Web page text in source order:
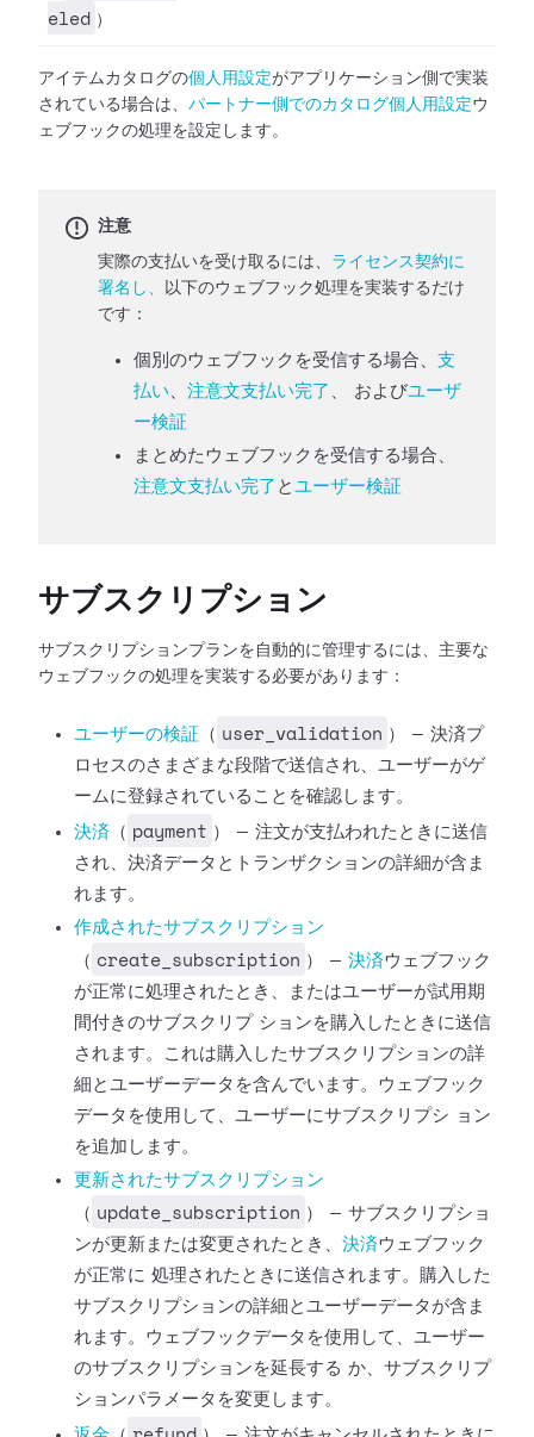
eled ）
アイテムカタログの個人用設定がアプリケーション側で実装
されている場合は、 パートナー側でのカタログ個人用設定ウ
ェブフックの処理を設定します。
注意
実際の支払いを受け取るには、 ライセンス契約に
署名し、
以下のウェブフック処理を実装するだけ
です：
個別のウェブフックを受信する場合、 支
払い 、 注意文支払い完了 、 およびユーザ
ー検証
まとめたウェブフックを受信する場合、
注意文支払い完了 と ユーザー検証
サブスクリプション
サブスクリプションプランを自動的に管理するには、主要な
ウェブフックの処理を実装する必要があります：
ユーザーの検証 （ user_validation ） — 決済プ
ロセスのさまざまな段階で送信され、ユーザーがゲ
ームに登録されていることを確認します。
決済 （ payment ） — 注文が支払われたときに送信
され、決済データとトランザクションの詳細が含ま
れます。
作成されたサブスクリプション
（ create_subscription ） — 決済ウェブフック
が正常に処理されたとき、またはユーザーが試用期
間付きのサブスクリプ ションを購入したときに送信
されます。これは購入したサブスクリプションの詳
細とユーザーデータを含んでいます。ウェブフック
データを使用して、ユーザーにサブスクリプシ ョン
を追加します。
更新されたサブスクリプション
（ update_subscription ） — サブスクリプショ
ンが更新または変更されたとき、 決済ウェブフック
が正常に 処理されたときに送信されます。購入した
サブスクリプションの詳細とユーザーデータが含ま
れます。ウェブフックデータを使用して、ユーザー
のサブスクリプションを延長する か、サブスクリプ
ションパラメータを変更します。